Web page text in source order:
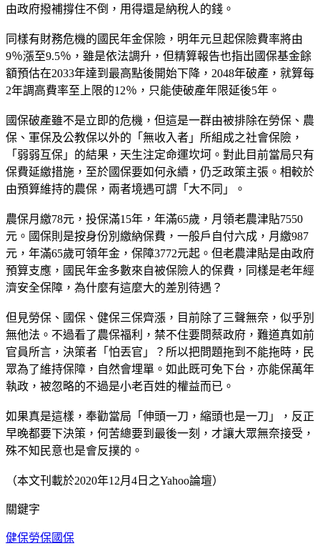
由政府撥補撐住不倒，用得還是納稅人的錢。
同樣有財務危機的國民年金保險，明年元旦起保險費率將由
9％漲至9.5％，雖是依法調升，但精算報告也指出國保基金餘
額預估在2033年達到最高點後開始下降，2048年破產，就算每
2年調高費率至上限的12％，只能使破產年限延後5年。
國保破產雖不是立即的危機，但這是一群由被排除在勞保、農
保、軍保及公教保以外的「無收入者」所組成之社會保險，
「弱弱互保」的結果，天生注定命運坎坷。對此目前當局只有
保費延繳措施，至於國保要如何永續，仍乏政策主張。相較於
由預算維持的農保，兩者境遇可謂「大不同」。
農保月繳78元，投保滿15年，年滿65歲，月領老農津貼7550
元。國保則是按身份別繳納保費，一般戶自付六成，月繳987
元，年滿65歲可領年金，保障3772元起。但老農津貼是由政府
預算支應，國民年金多數來自被保險人的保費，同樣是老年經
濟安全保障，為什麼有這麼大的差別待遇？
但見勞保、國保、健保三保齊漲，目前除了三聲無奈，似乎別
無他法。不過看了農保福利，禁不住要問蔡政府，難道真如前
官員所言，決策者「怕丟官」？所以把問題拖到不能拖時，民
眾為了維持保障，自然會埋單。如此既可免下台，亦能保萬年
執政，被忽略的不過是小老百姓的權益而已。
如果真是這樣，奉勸當局「伸頭一刀，縮頭也是一刀」，反正
早晚都要下決策，何苦總要到最後一刻，才讓大眾無奈接受，
殊不知民意也是會反撲的。
（本文刊載於2020年12月4日之Yahoo論壇）
關鍵字
健保勞保國保